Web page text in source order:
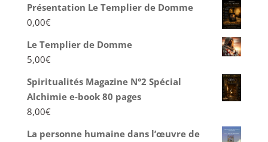
Présentation Le Templier de Domme
0,00€
Le Templier de Domme
5,00€
Spiritualités Magazine N°2 Spécial
Alchimie e-book 80 pages
8,00€
La personne humaine dans l’œuvre de